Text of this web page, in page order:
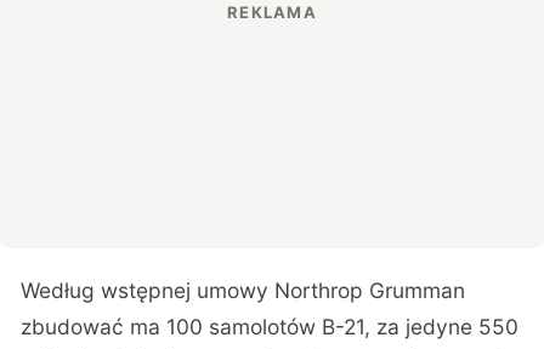
Według wstępnej umowy Northrop Grumman
zbudować ma 100 samolotów B-21, za jedyne 550